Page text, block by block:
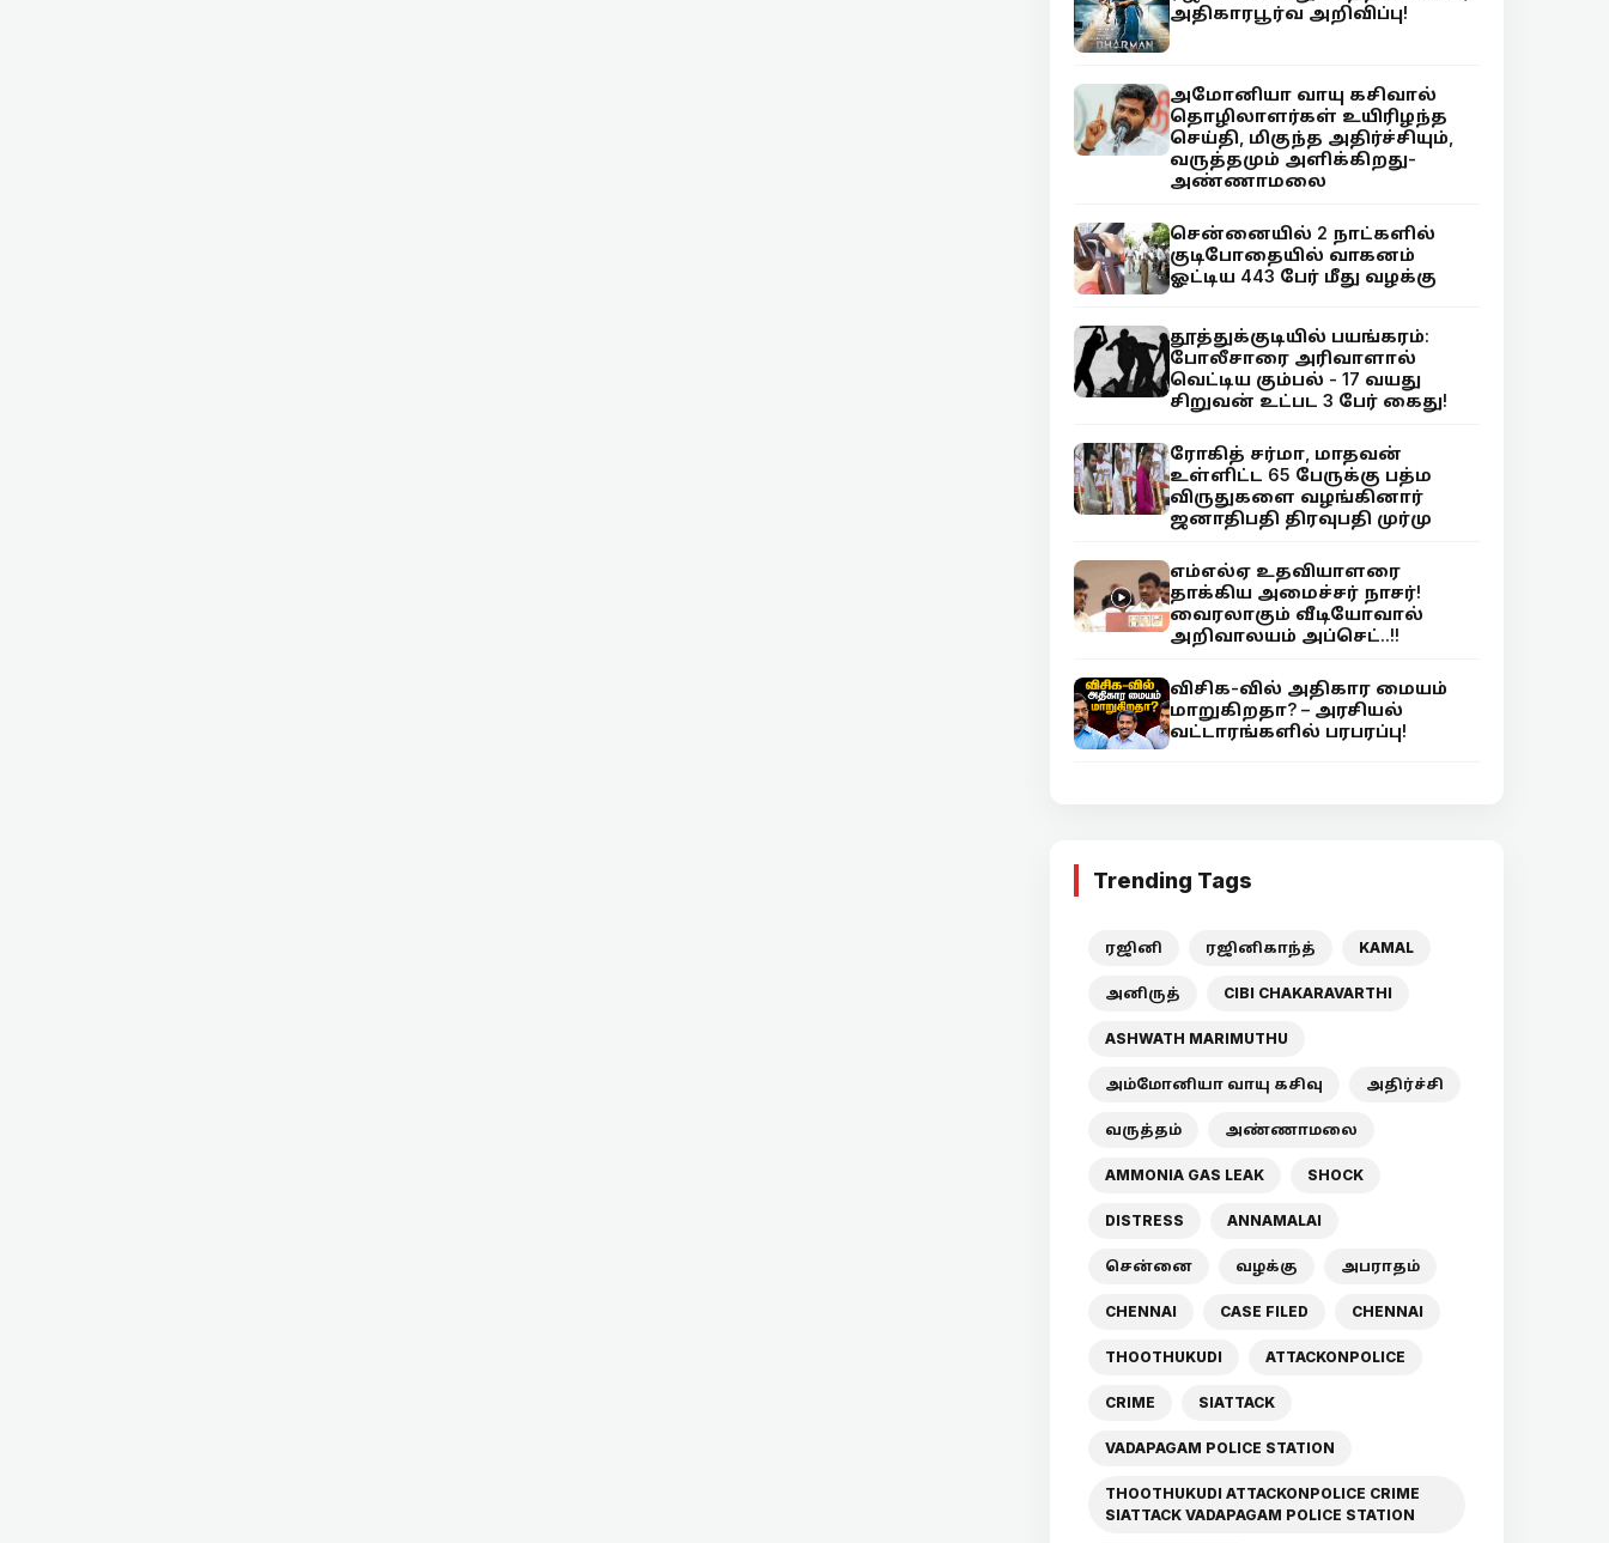
அதிகாரபூர்வ அறிவிப்பு!
அமோனியா வாயு கசிவால்
தொழிலாளர்கள் உயிரிழந்த
செய்தி, மிகுந்த அதிர்ச்சியும்,
வருத்தமும் அளிக்கிறது-
அண்ணாமலை
சென்னையில் 2 நாட்களில்
குடிபோதையில் வாகனம்
ஓட்டிய 443 பேர் மீது வழக்கு
தூத்துக்குடியில் பயங்கரம்:
போலீசாரை அரிவாளால்
வெட்டிய கும்பல் - 17 வயது
சிறுவன் உட்பட 3 பேர் கைது!
ரோகித் சர்மா, மாதவன்
உள்ளிட்ட 65 பேருக்கு பத்ம
விருதுகளை வழங்கினார்
ஜனாதிபதி திரவுபதி முர்மு
எம்எல்ஏ உதவியாளரை
தாக்கிய அமைச்சர் நாசர்!
வைரலாகும் வீடியோவால்
அறிவாலயம் அப்செட்..!!
விசிக-வில் அதிகார மையம்
மாறுகிறதா? – அரசியல்
வட்டாரங்களில் பரபரப்பு!
Trending Tags
ரஜினி ரஜினிகாந்த் KAMAL
அனிருத் CIBI CHAKARAVARTHI
ASHWATH MARIMUTHU
அம்மோனியா வாயு கசிவு அதிர்ச்சி
வருத்தம் அண்ணாமலை
AMMONIA GAS LEAK SHOCK
DISTRESS ANNAMALAI
சென்னை வழக்கு அபராதம்
CHENNAI CASE FILED CHENNAI
THOOTHUKUDI ATTACKONPOLICE
CRIME SIATTACK
VADAPAGAM POLICE STATION
THOOTHUKUDI ATTACKONPOLICE CRIME
SIATTACK VADAPAGAM POLICE STATION